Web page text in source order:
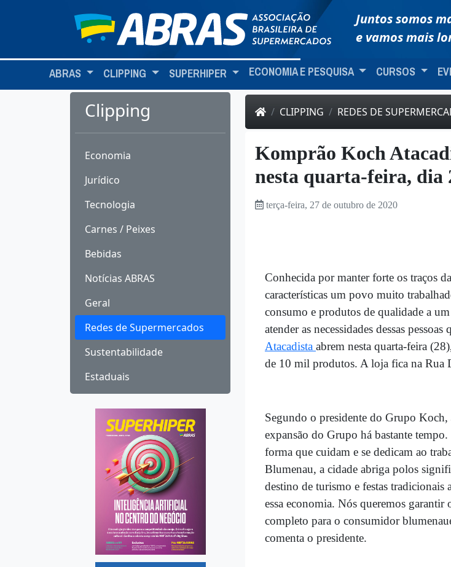
Juntos somos
e vamos mais
ABRAS CLIPPING SUPERHIPER ECONOMIA E PESQUISA CURSOS
Clipping
Economia
Jurídico
Tecnologia
Carnes / Peixes
Bebidas
Notícias ABRAS
Geral
Redes de Supermercados
Sustentabilidade
Estaduais
CLIPPING REDES DE
Komprão Koch
nesta quarta-feira, dia
terça-feira, 27 de outubro de 2020
Conhecida por manter forte os traços
características um povo muito
consumo e produtos de qualidade a
atender as necessidades dessas
Atacadista abrem nesta quarta-feira
de 10 mil produtos. A loja fica na Rua
Segundo o presidente do Grupo
expansão do Grupo há bastante tempo.
forma que cuidam e se dedicam ao
Blumenau, a cidade abriga polos
destino de turismo e festas tradicionais
essa economia. Nós queremos
completo para o consumidor
comenta o presidente.